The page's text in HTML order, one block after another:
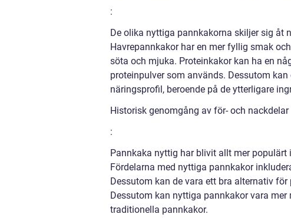
:
De olika nyttiga pannkakorna skiljer sig åt
Havrepannkakor har en mer fyllig smak
söta och mjuka. Proteinkakor kan ha en
proteinpulver som används. Dessutom
näringsprofil, beroende på de ytterligare
Historisk genomgång av för- och
:
Pannkaka nyttig har blivit allt mer
Fördelarna med nyttiga pannkakor
Dessutom kan de vara ett bra alternativ
Dessutom kan nyttiga pannkakor vara
traditionella pannkakor.